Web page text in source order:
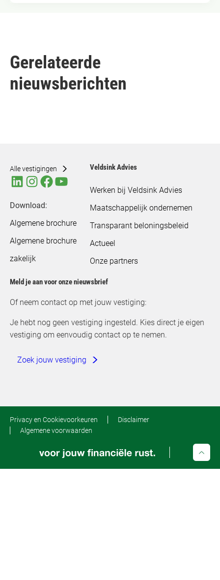
Gerelateerde
nieuwsberichten
Alle vestigingen
Download:
Algemene brochure
Algemene brochure
zakelijk
Veldsink Advies
Werken bij Veldsink Advies
Maatschappelijk ondernemen
Transparant beloningsbeleid
Actueel
Onze partners
Meld je aan voor onze nieuwsbrief
Of neem contact op met jouw vestiging:
Je hebt nog geen vestiging ingesteld. Kies direct je eigen
vestiging om eenvoudig contact op te nemen.
Zoek jouw vestiging
Privacy en Cookievoorkeuren
Disclaimer
Algemene voorwaarden